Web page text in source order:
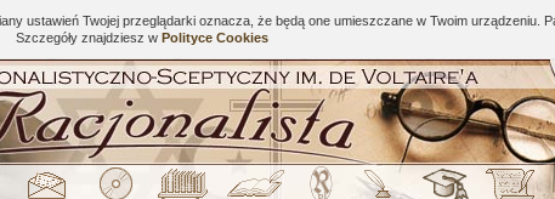
ustawień Twojej przeglądarki oznacza, że będą one umieszczane w Twoim urządzeniu.
Szczegóły znajdziesz w Polityce Cookies